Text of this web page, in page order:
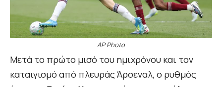
AP Photo
Μετά το πρώτο μισό του ημιχρόνου και τον
καταιγισμό από πλευράς Άρσεναλ, ο ρυθμός